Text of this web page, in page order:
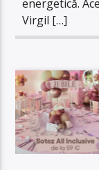
energetică.
Virgil […]